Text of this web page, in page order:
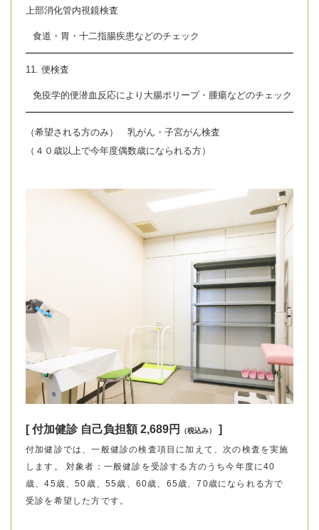
上部消化管内視鏡検査
食道・胃・十二指腸疾患などのチェック
11. 便検査
免疫学的便潜血反応により大腸ポリープ・腫瘍などのチェック
（希望される方のみ） 乳がん・子宮がん検査
（４０歳以上で今年度偶数歳になられる方）
[ 付加健診 自己負担額 2,689円 （税込み） ]
付加健診では、一般健診の検査項目に加えて、次の検査を実施
します。 対象者：一般健診を受診する方のうち今年度に40
歳、45歳、50歳、55歳、60歳、65歳、70歳になられる方で
受診を希望した方です。